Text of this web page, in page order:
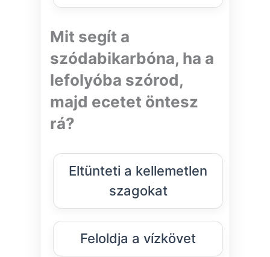
Mit segít a
szódabikarbóna, ha a
lefolyóba szórod,
majd ecetet öntesz
rá?
Eltünteti a kellemetlen
szagokat
Feloldja a vízkövet